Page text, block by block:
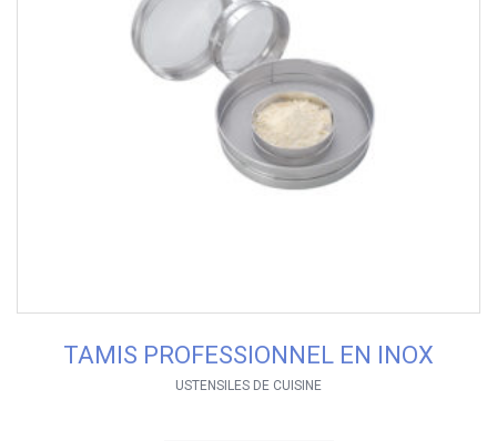
TAMIS PROFESSIONNEL EN INOX
USTENSILES DE CUISINE